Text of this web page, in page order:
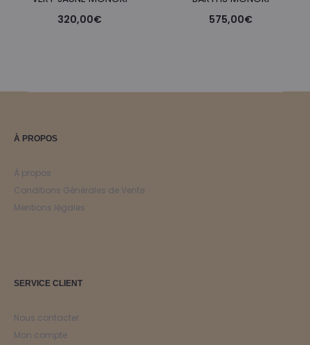
320,00€
575,00€
À PROPOS
À propos
Conditions Générales de Vente
Mentions légales
SERVICE CLIENT
Nous contacter
Mon compte